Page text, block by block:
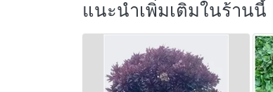
แนะนำเพิ่มเติมในร้านนี้